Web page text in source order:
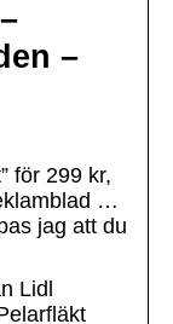
–
för 299 kr,
…
jag att du
Lidl